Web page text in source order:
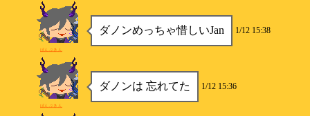
ダノンめっちゃ惜しいJan 1/12 15:38
ぱんぷきん
ダノンは 忘れてた 1/12 15:36
ぱんぷきん